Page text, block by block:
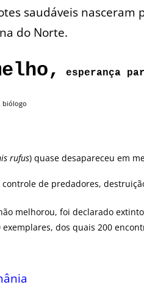
saudáveis
do Norte.
esperança
biólogo
rufus) quase desapareceu em
controle de predadores,
melhorou, foi declarado
dos quais 200